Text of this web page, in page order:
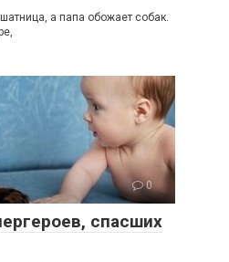
а папа обожает собак.
0
спасших